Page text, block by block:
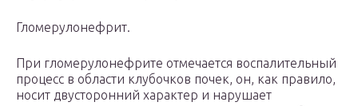
Гломерулонефрит.
При гломерулонефрите отмечается воспалительный
процесс в области клубочков почек, он, как правило,
носит двусторонний характер и нарушает